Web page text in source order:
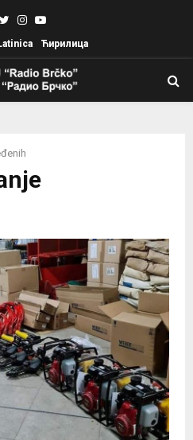
TwitterInstagram
Youtube
Ћирилица